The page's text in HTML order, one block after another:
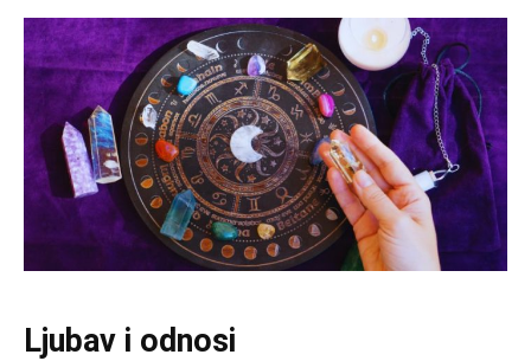
Ljubav i odnosi